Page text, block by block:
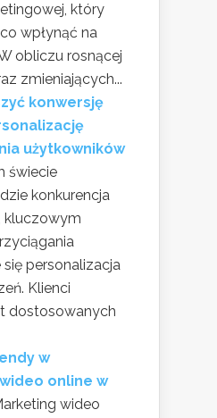
który
wpłynąć na
obliczu rosnącej
zmieniających...
konwersję
użytkowników
świecie
konkurencja
kluczowym
personalizacja
Klienci
dostosowanych
w
online w
wideo